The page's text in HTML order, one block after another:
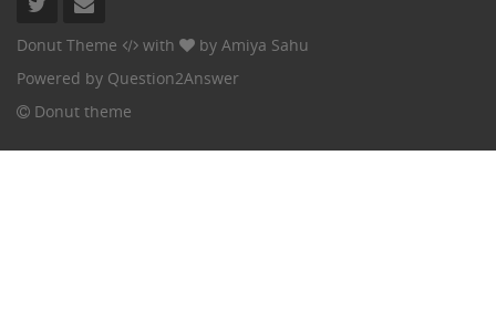
Donut Theme with by Amiya Sahu
Powered by Question2Answer
Donut theme